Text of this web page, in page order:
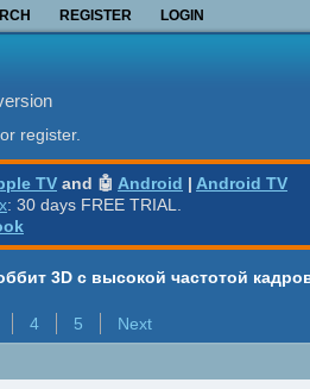
REGISTER LOGIN
register.
TV and 🤖 Android | Android TV
: 30 days FREE TRIAL.
3D с высокой частотой
4 5 Next